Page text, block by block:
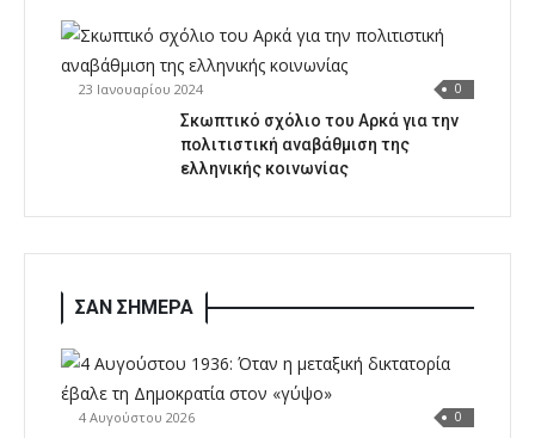
23 Ιανουαρίου 2024 0
Σκωπτικό σχόλιο του Αρκά για την
πολιτιστική αναβάθμιση της
ελληνικής κοινωνίας
ΣΑΝ ΣΗΜΕΡΑ
4 Αυγούστου 2026 0